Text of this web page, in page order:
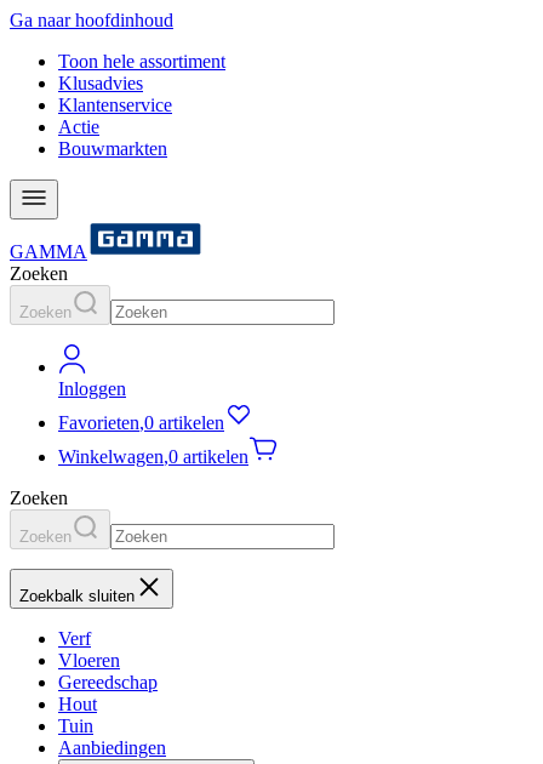
Ga naar hoofdinhoud
Toon hele assortiment
Klusadvies
Klantenservice
Actie
Bouwmarkten
GAMMA
Zoeken
Zoeken
Inloggen
Favorieten,0 artikelen
Winkelwagen,0 artikelen
Zoeken
Zoeken
Zoekbalk sluiten
Verf
Vloeren
Gereedschap
Hout
Tuin
Aanbiedingen